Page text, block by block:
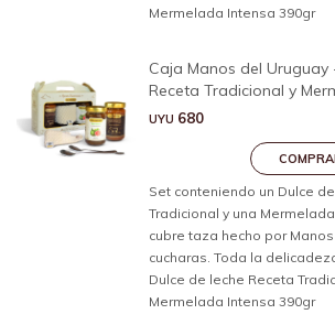
Mermelada Intensa 390gr
Caja Manos del Uruguay
Receta Tradicional y
UYU 680
Set conteniendo un Dulce
Tradicional y una
cubre taza hecho por
cucharas. Toda la
Dulce de leche Receta
Mermelada Intensa 390gr